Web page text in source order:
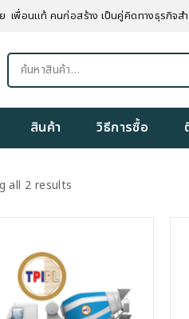
เพื่อนแท้ คนก่อสร้าง เป็นคู่คิดทางธุรกิจส
ค้นหา:
สินค้า วิธีการซื้อ
all 2 results